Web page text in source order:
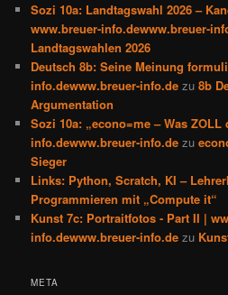
Sozi 10a: Landtagswahl 2026 –
www.breuer-info.dewww.breuer-
Landtagswahlen 2026
Deutsch 8b: Seine Meinung
info.dewww.breuer-info.de zu8b
Argumentation
Sozi 10a: „econo=me – Was
info.dewww.breuer-info.de zu
Sieger
Links: Python, Scratch, KI –
Programmieren mit „Compute it“
Kunst 7c: Portraitfotos - Part II |
info.dewww.breuer-info.de zu
META